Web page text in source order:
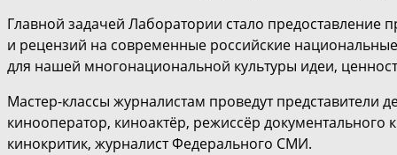
Главной задачей Лаборатории стало
и рецензий на современные российские
для нашей многонациональной культуры идеи,
Мастер-классы журналистам проведут представители
кинооператор, киноактёр, режиссёр
кинокритик, журналист Федерального СМИ.